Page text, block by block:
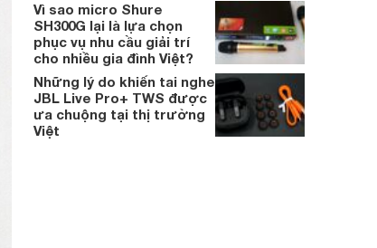
Vì sao micro Shure
SH300G lại là lựa chọn
phục vụ nhu cầu giải trí
cho nhiều gia đình Việt?
Những lý do khiến tai nghe
JBL Live Pro+ TWS được
ưa chuộng tại thị trường
Việt